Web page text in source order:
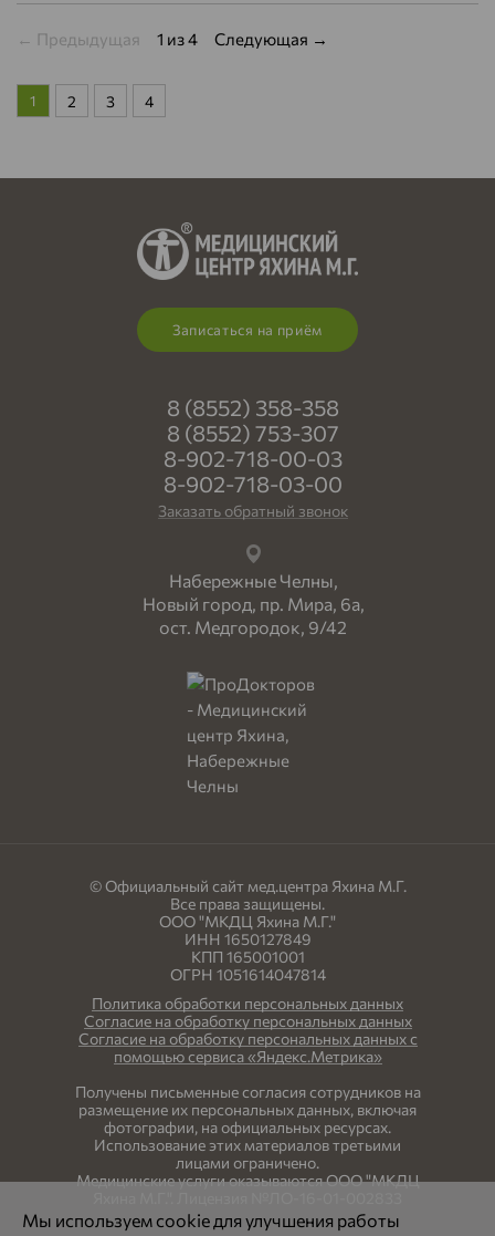
← Предыдущая 1 из 4 Следующая →
1 2 3 4
Записаться на приём
8 (8552) 358-358
8 (8552) 753-307
8-902-718-00-03
8-902-718-03-00
Заказать обратный звонок
Набережные Челны,
Новый город, пр. Мира, 6а,
ост. Медгородок, 9/42
© Официальный сайт мед.центра Яхина М.Г.
Все права защищены.
ООО "МКДЦ Яхина М.Г."
ИНН 1650127849
КПП 165001001
ОГРН 1051614047814
Политика обработки персональных данных
Согласие на обработку персональных данных
Согласие на обработку персональных данных с
помощью сервиса «Яндекс.Метрика»
Получены письменные согласия сотрудников на
размещение их персональных данных, включая
фотографии, на официальных ресурсах.
Использование этих материалов третьими
лицами ограничено.
Медицинские услуги оказываются ООО "МКДЦ
Мы используем cookie для улучшения работы